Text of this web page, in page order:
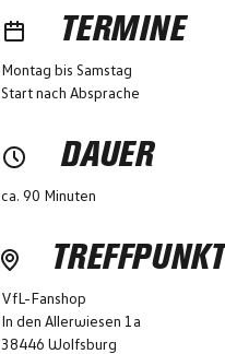
TERMINE
Montag bis Samstag
Start nach Absprache
DAUER
ca. 90 Minuten
TREFFPUNKT
VfL-Fanshop
In den Allerwiesen 1a
38446 Wolfsburg